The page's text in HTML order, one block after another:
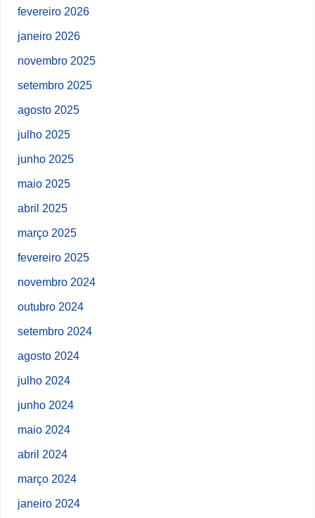
fevereiro 2026
janeiro 2026
novembro 2025
setembro 2025
agosto 2025
julho 2025
junho 2025
maio 2025
abril 2025
março 2025
fevereiro 2025
novembro 2024
outubro 2024
setembro 2024
agosto 2024
julho 2024
junho 2024
maio 2024
abril 2024
março 2024
janeiro 2024